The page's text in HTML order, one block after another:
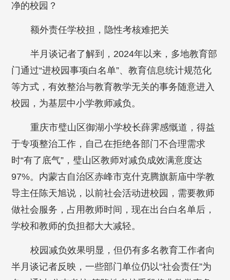
净的校园？
额外责任学校担，隐性考核难把关
半月谈记者了解到，2024年以来，多地教育部
门通过“进校园事项白名单”、教育信息统计规范化
等方式，有效整治与教育教学无关的事务随意进入
校园，为基层中小学教师减负。
重庆市璧山区御湖小学校长薛霁感慨道，得益
于专项整治工作，自己在拒绝各部门不合理需求
时“有了底气”，璧山区教师对减负成效满意度达
97%。内蒙古自治区赤峰市克什克腾旗新庙中学教
导主任陈天旭说，以前社会活动进校园，需要教师
做社会服务，占用教师时间，现在出台白名单后，
学校和教师的负担都大大减轻。
校园减负效果明显，但仍有多名教育工作者向
半月谈记者反映，一些部门单位仍以“社会责任”为